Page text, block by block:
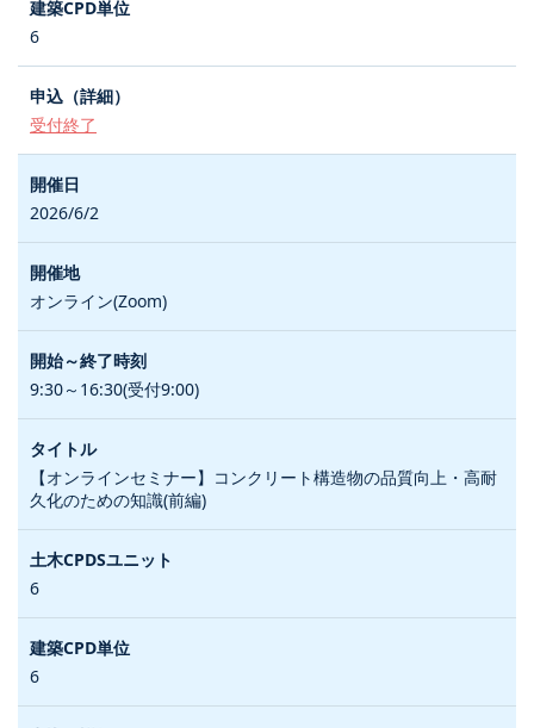
6
受付終了
2026/6/2
オンライン(Zoom)
9:30～16:30(受付9:00)
【オンラインセミナー】コンクリート構造物の品質向上・高耐
久化のための知識(前編)
6
6